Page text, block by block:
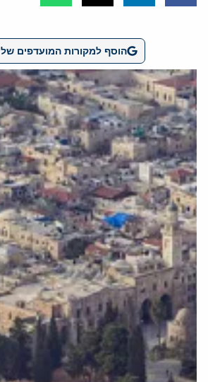
הוסף למקורות המועדפים של Google